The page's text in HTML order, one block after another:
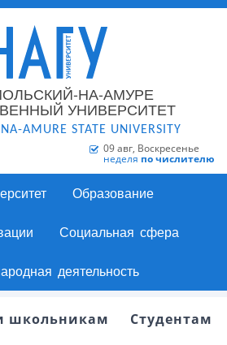
НА-АМУРЕ
УНИВЕРСИТЕТ
AMURE STATE UNIVERSITY
09 авг, Воскресенье
неделя по числителю
Образование
Социальная сфера
деятельность
школьникам
Студентам